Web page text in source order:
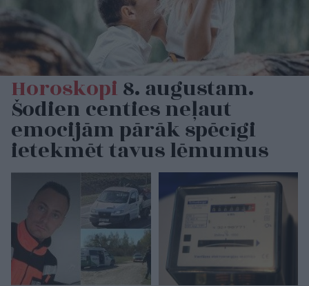
Horoskopi8. augustam.
Šodien centies neļaut
emocijām pārāk spēcīgi
ietekmēt tavus lēmumus